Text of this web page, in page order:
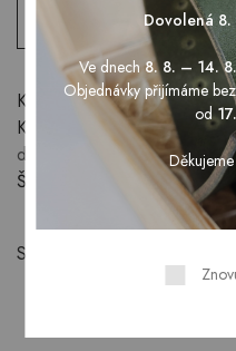
Přidat do
Kód produktu:
DET061
Kategorie:
Dekorace na
dětský svět
Ostatní
Štítek:
Sdílet:
Dovolená
Ve dnech8. 8. – 14.
Objednávky přijímáme
od